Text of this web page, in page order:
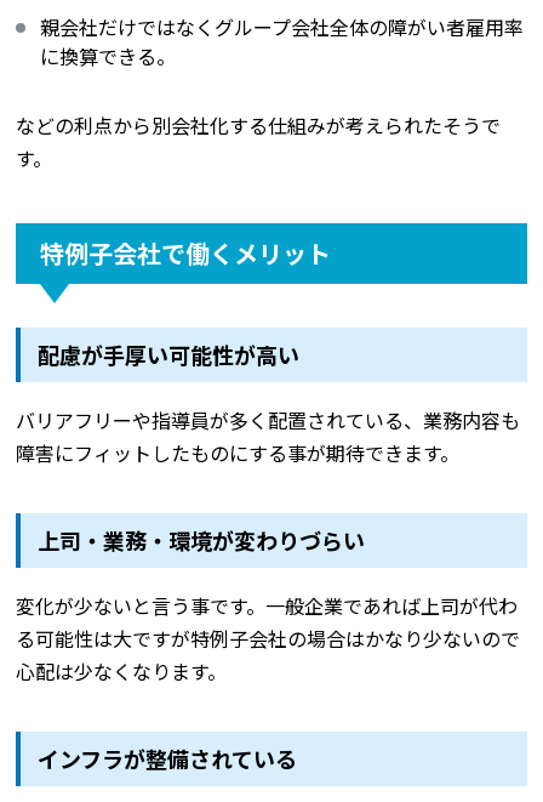
親会社だけではなくグループ会社全体の障がい者雇用率
に換算できる。
などの利点から別会社化する仕組みが考えられたそうで
す。
特例子会社で働くメリット
配慮が手厚い可能性が高い
バリアフリーや指導員が多く配置されている、業務内容も
障害にフィットしたものにする事が期待できます。
上司・業務・環境が変わりづらい
変化が少ないと言う事です。一般企業であれば上司が代わ
る可能性は大ですが特例子会社の場合はかなり少ないので
心配は少なくなります。
インフラが整備されている